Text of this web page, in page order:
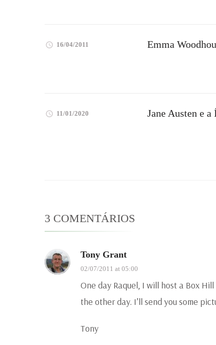
16/04/2011 Emma
11/01/2020 Jane Austen e a
3 COMENTÁRIOS
Tony Grant
02/07/2011 at 05:00
One day Raquel, I will host a Box
the other day. I’ll send you some
Tony